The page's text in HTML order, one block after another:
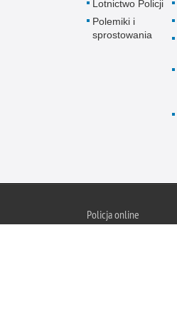
Lotnictwo Policji
Polemiki i
sprostowania
Policjaonline